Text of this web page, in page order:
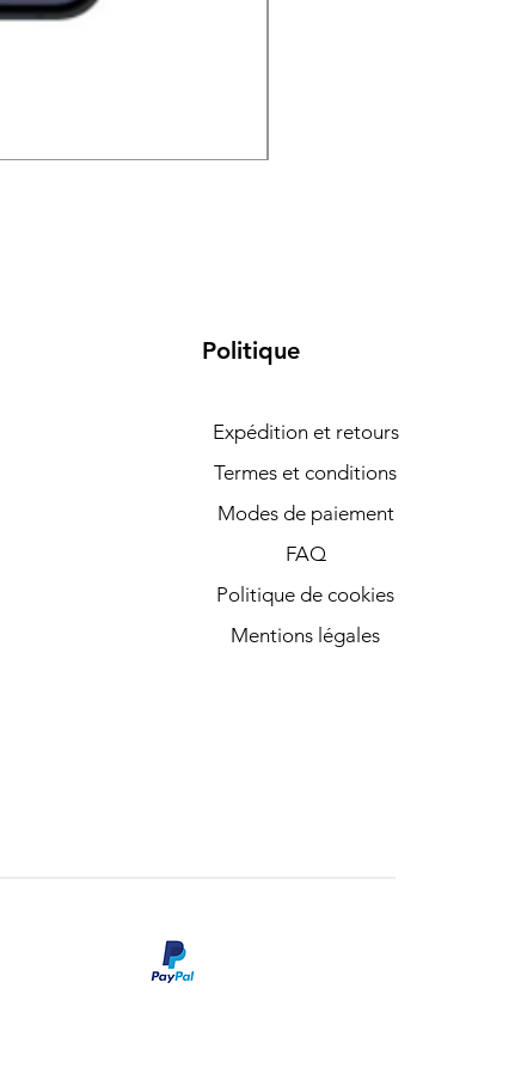
Politique
Expédition et retours
Termes et conditions
Modes de paiement
FAQ
Politique de cookies
Mentions légales